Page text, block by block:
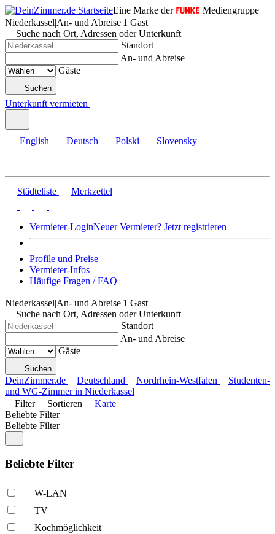
Eine Marke der
Mediengruppe
Niederkassel|An- und Abreise|1 Gast
Suche nach Ort, Adressen oder Unterkunft
Standort
An- und Abreise
Gäste
Suchen
Unterkunft vermieten
English Deutsch Polski Slovensky
Städteliste Merkzettel
Vermieter-LoginNeuer Vermieter? Jetzt registrieren
Profile und Preise
Vermieter-Infos
Häufige Fragen / FAQ
Niederkassel|An- und Abreise|1 Gast
Suche nach Ort, Adressen oder Unterkunft
Standort
An- und Abreise
Gäste
Suchen
DeinZimmer.de Deutschland Nordrhein-Westfalen
Studenten-
und WG-Zimmer in Niederkassel
Filter
Sortieren
Karte
Beliebte Filter
Beliebte Filter
Beliebte Filter
W-LAN
TV
Kochmöglich­keit